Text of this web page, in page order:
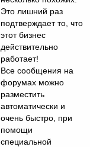
Это лишний раз
подтверждает то, что
этот бизнес
действительно
работает!
Все сообщения на
форумах можно
разместить
автоматически и
очень быстро, при
помощи
специальной